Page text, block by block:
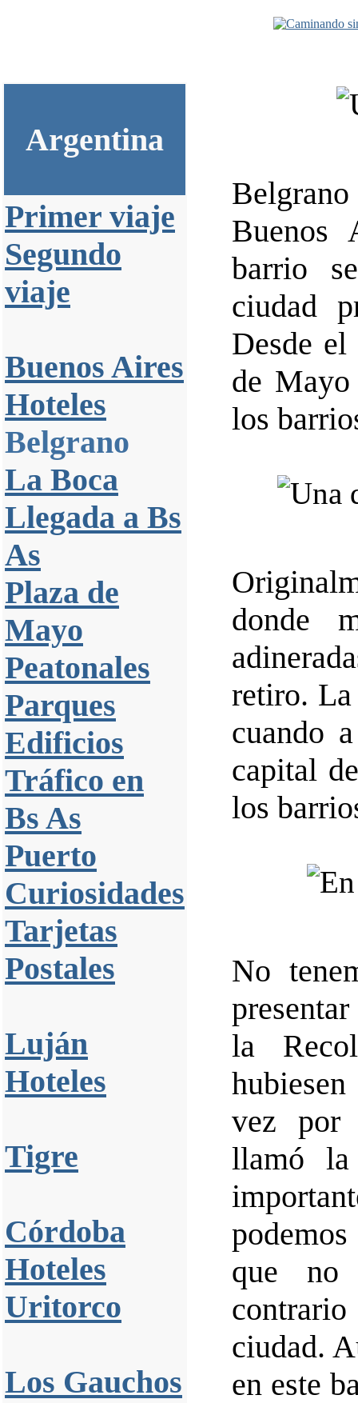
Argentina
Primer viaje
Segundo
viaje
Buenos Aires
Hoteles
Belgrano
La Boca
Llegada a Bs
As
Plaza de
Mayo
Peatonales
Parques
Edificios
Tráfico en
Bs As
Puerto
Curiosidades
Tarjetas
Postales
Luján
Hoteles
Tigre
Córdoba
Hoteles
Uritorco
Los Gauchos
Buenos
barrio
ciudad
Desde
de Mayo
los
donde
retiro.
cuando
capital
los
No
la
vez por
llamó
que
ciudad.
en este